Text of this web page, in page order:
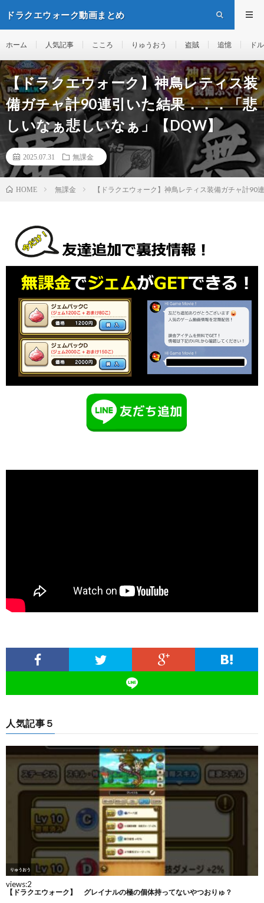
ドラクエウォーク動画まとめ
ホーム 人気記事 こころ りゅうおう 盗賊 追憶 ド
【ドラクエウォーク】神鳥レティス装
備ガチャ計90連引いた結果．．．「悲
しいなぁ悲しいなぁ」【DQW】
2025.07.31 無課金
HOME 無課金 【ドラクエウォーク】神鳥レティス装備ガチャ計
人気記事５